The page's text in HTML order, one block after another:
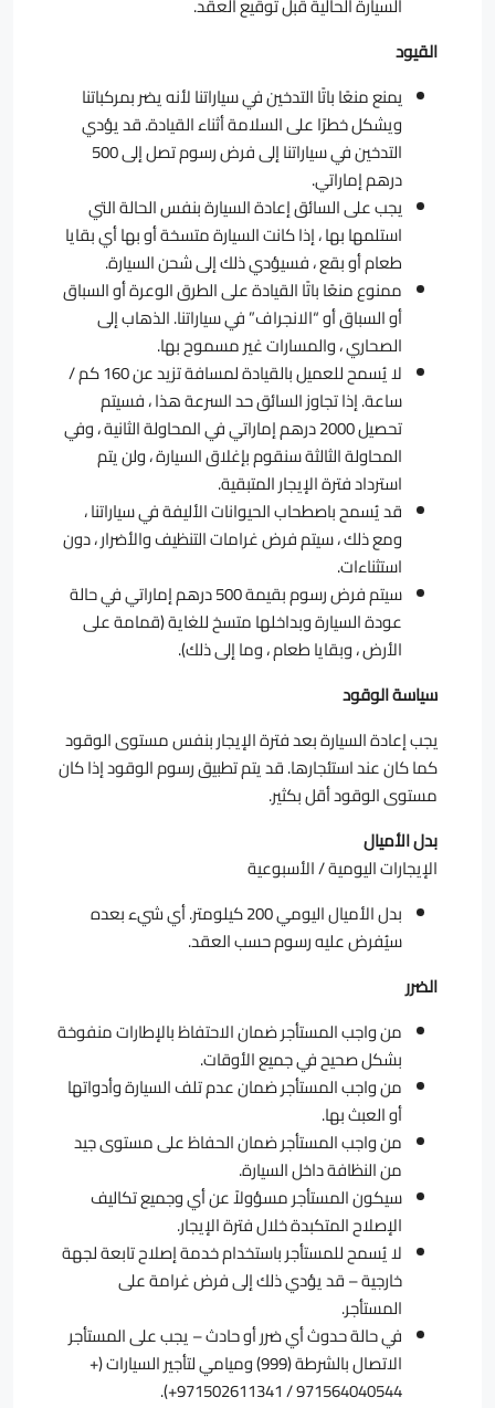
القيود
يمنع منعًا باتًا التدخين في سياراتنا لأنه يضر بمركباتنا
ويشكل خطرًا على السلامة أثناء القيادة. قد يؤدي
التدخين في سياراتنا إلى فرض رسوم تصل إلى 500
درهم إماراتي.
يجب على السائق إعادة السيارة بنفس الحالة التي
استلمها بها ، إذا كانت السيارة متسخة أو بها أي بقايا
طعام أو بقع ، فسيؤدي ذلك إلى شحن السيارة.
ممنوع منعًا باتًا القيادة على الطرق الوعرة أو السباق
أو السباق أو “الانجراف” في سياراتنا. الذهاب إلى
الصحاري ، والمسارات غير مسموح بها.
لا يُسمح للعميل بالقيادة لمسافة تزيد عن 160 كم /
ساعة. إذا تجاوز السائق حد السرعة هذا ، فسيتم
تحصيل 2000 درهم إماراتي في المحاولة الثانية ، وفي
المحاولة الثالثة سنقوم بإغلاق السيارة ، ولن يتم
استرداد فترة الإيجار المتبقية.
قد يُسمح باصطحاب الحيوانات الأليفة في سياراتنا ،
ومع ذلك ، سيتم فرض غرامات التنظيف والأضرار ، دون
استثناءات.
سيتم فرض رسوم بقيمة 500 درهم إماراتي في حالة
عودة السيارة وبداخلها متسخ للغاية (قمامة على
الأرض ، وبقايا طعام ، وما إلى ذلك).
سياسة الوقود
يجب إعادة السيارة بعد فترة الإيجار بنفس مستوى الوقود
كما كان عند استئجارها. قد يتم تطبيق رسوم الوقود إذا كان
مستوى الوقود أقل بكثير.
بدل الأميال
الإيجارات اليومية / الأسبوعية
بدل الأميال اليومي 200 كيلومتر. أي شيء بعده
سيُفرض عليه رسوم حسب العقد.
الضرر
من واجب المستأجر ضمان الاحتفاظ بالإطارات منفوخة
بشكل صحيح في جميع الأوقات.
من واجب المستأجر ضمان عدم تلف السيارة وأدواتها
أو العبث بها.
من واجب المستأجر ضمان الحفاظ على مستوى جيد
من النظافة داخل السيارة.
سيكون المستأجر مسؤولاً عن أي وجميع تكاليف
الإصلاح المتكبدة خلال فترة الإيجار.
لا يُسمح للمستأجر باستخدام خدمة إصلاح تابعة لجهة
خارجية – قد يؤدي ذلك إلى فرض غرامة على
المستأجر.
في حالة حدوث أي ضرر أو حادث – يجب على المستأجر
الاتصال بالشرطة (999) وميامي لتأجير السيارات (+
971564040544 / 971502611341+).